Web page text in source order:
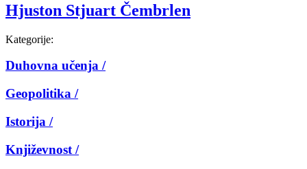
Hjuston Stjuart Čembrlen
Kategorije:
Duhovna učenja /
Geopolitika /
Istorija /
Književnost /